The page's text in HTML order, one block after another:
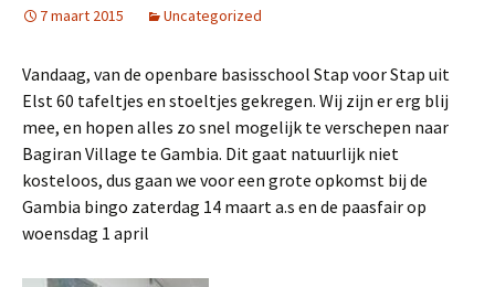
7 maart 2015 Uncategorized
Vandaag, van de openbare basisschool Stap voor Stap uit
Elst 60 tafeltjes en stoeltjes gekregen. Wij zijn er erg blij
mee, en hopen alles zo snel mogelijk te verschepen naar
Bagiran Village te Gambia. Dit gaat natuurlijk niet
kosteloos, dus gaan we voor een grote opkomst bij de
Gambia bingo zaterdag 14 maart a.s en de paasfair op
woensdag 1 april